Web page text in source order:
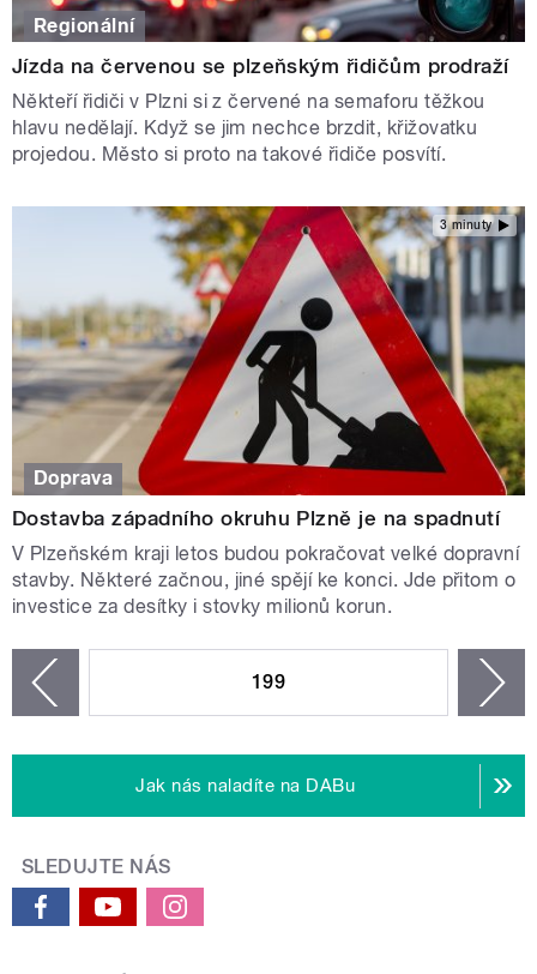
Regionální
Jízda na červenou se plzeňským řidičům prodraží
Někteří řidiči v Plzni si z červené na semaforu těžkou
hlavu nedělají. Když se jim nechce brzdit, křižovatku
projedou. Město si proto na takové řidiče posvítí.
3 minuty
Doprava
Dostavba západního okruhu Plzně je na spadnutí
V Plzeňském kraji letos budou pokračovat velké dopravní
stavby. Některé začnou, jiné spějí ke konci. Jde přitom o
investice za desítky i stovky milionů korun.
199
Jak nás naladíte na DABu
SLEDUJTE NÁS